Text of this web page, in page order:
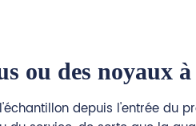
ou des noyaux
depuis l'entrée du